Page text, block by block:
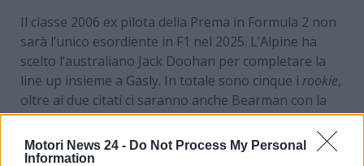
Motori News 24 - Do Not Process My Personal
Information
Il classe 2006 ex pilota della Prema in Formula 2 non
sarà l’unico esordiente in F1 nel 2025. L’Alpine ha
scelto l’australiano Jack Doohan per completare la
line up insieme a Gasly. In totale sono cinque i rookie,
oltre ai due citati ci saranno anche Bearman con la
Haas, Bortoleto con la Sauber e Hadjar con la Racing
Bulls.